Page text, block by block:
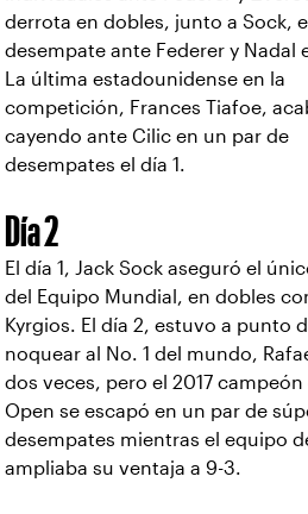
derrota en dobles, junto a Sock,
desempate ante Federer y Nadal
La última estadounidense en la
competición, Frances Tiafoe,
cayendo ante Cilic en un par de
desempates el día 1.
Día 2
El día 1, Jack Sock aseguró el
del Equipo Mundial, en dobles
Kyrgios. El día 2, estuvo a punto
noquear al No. 1 del mundo,
dos veces, pero el 2017 campeón
Open se escapó en un par de
desempates mientras el equipo
ampliaba su ventaja a 9-3.